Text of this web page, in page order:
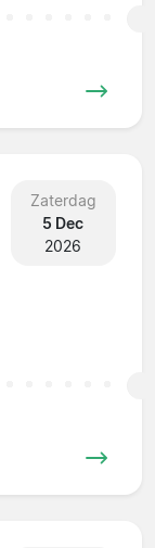
Zaterdag
5 Dec
2026